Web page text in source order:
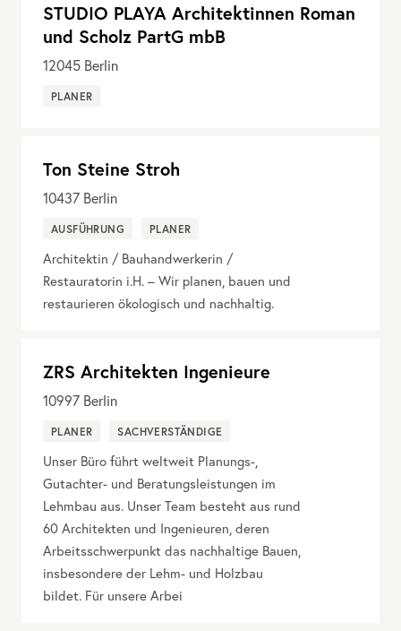
STUDIO PLAYA Architektinnen Roman
und Scholz PartG mbB
12045 Berlin
PLANER
Ton Steine Stroh
10437 Berlin
AUSFÜHRUNG PLANER
Architektin / Bauhandwerkerin /
Restauratorin i.H. – Wir planen, bauen und
restaurieren ökologisch und nachhaltig.
ZRS Architekten Ingenieure
10997 Berlin
PLANER SACHVERSTÄNDIGE
Unser Büro führt weltweit Planungs-,
Gutachter- und Beratungsleistungen im
Lehmbau aus. Unser Team besteht aus rund
60 Architekten und Ingenieuren, deren
Arbeitsschwerpunkt das nachhaltige Bauen,
insbesondere der Lehm- und Holzbau
bildet. Für unsere Arbei